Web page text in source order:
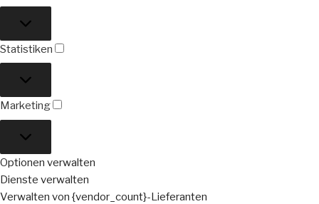
Statistiken
Marketing
Optionen verwalten
Dienste verwalten
Verwalten von {vendor_count}-Lieferanten